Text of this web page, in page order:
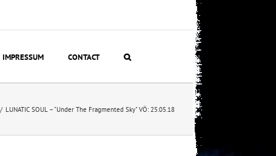
IMPRESSUM CONTACT
/ LUNATIC SOUL – "Under The Fragmented Sky" VÖ: 25.05.18